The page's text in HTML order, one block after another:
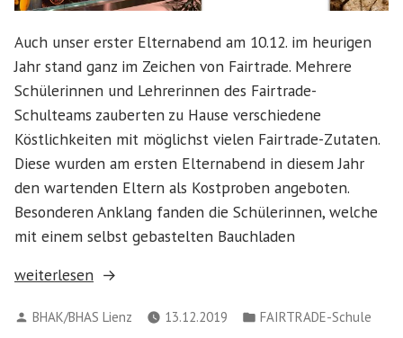
Auch unser erster Elternabend am 10.12. im heurigen
Jahr stand ganz im Zeichen von Fairtrade. Mehrere
Schülerinnen und Lehrerinnen des Fairtrade-
Schulteams zauberten zu Hause verschiedene
Köstlichkeiten mit möglichst vielen Fairtrade-Zutaten.
Diese wurden am ersten Elternabend in diesem Jahr
den wartenden Eltern als Kostproben angeboten.
Besonderen Anklang fanden die Schülerinnen, welche
mit einem selbst gebastelten Bauchladen
„Ein
mit
weiterlesen
Verfasst
BHAK/BHAS Lienz 13.12.2019
Veröffentlicht
FAIRTRADE-Schule